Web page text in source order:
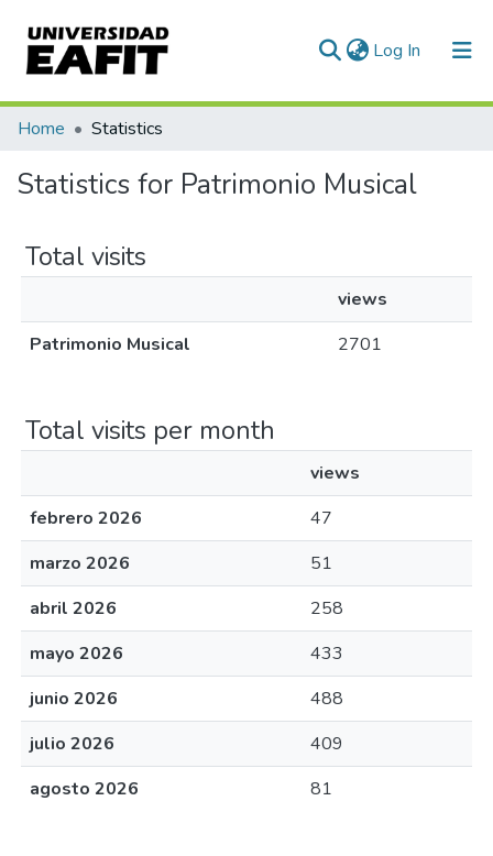
Log In (current)
Communities & Collections
All of DSpace
Home Statistics
Statistics for Patrimonio Musical
Total visits
views
Patrimonio Musical
2701
Total visits per month
views
febrero 2026
47
marzo 2026
51
abril 2026
258
mayo 2026
433
junio 2026
488
julio 2026
409
agosto 2026
81